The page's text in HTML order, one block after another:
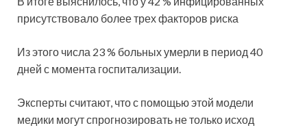
присутствовало более трех факторов риска
Из этого числа 23 % больных умерли в период 40
дней с момента госпитализации.
Эксперты считают, что с помощью этой модели
медики могут спрогнозировать не только исход